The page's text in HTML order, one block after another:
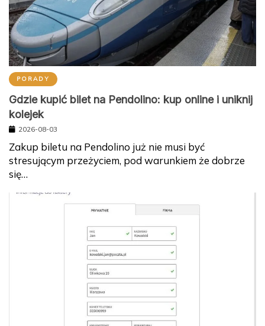
PORADY
Gdzie kupić bilet na Pendolino: kup online i uniknij
kolejek
2026-08-03
Zakup biletu na Pendolino już nie musi być
stresującym przeżyciem, pod warunkiem że dobrze
się…